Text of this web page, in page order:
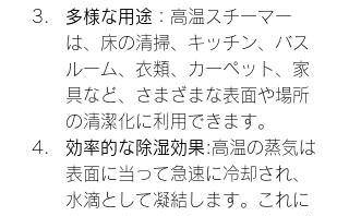
多様な用途 ：高温スチーマー
は、床の清掃、キッチン、バス
ルーム、衣類、カーペット、家
具など、さまざまな表面や場所
の清潔化に利用できます。
効率的な除湿効果:高温の蒸気は
表面に当って急速に冷却され、
水滴として凝結します。これに